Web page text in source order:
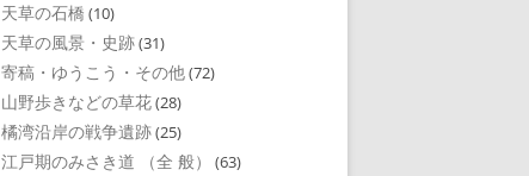
天草の石橋 (10)
天草の風景・史跡(31)
寄稿・ゆうこう・その他(72)
山野歩きなどの草花(28)
橘湾沿岸の戦争遺跡(25)
江戸期のみさき道 （全 般） (63)